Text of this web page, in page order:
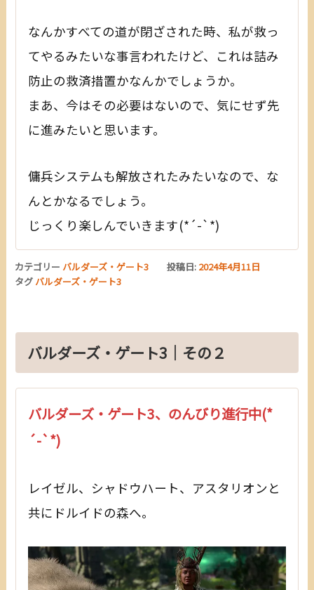
なんかすべての道が閉ざされた時、私が救っ
てやるみたいな事言われたけど、これは詰み
防止の救済措置かなんかでしょうか。
まあ、今はその必要はないので、気にせず先
に進みたいと思います。
傭兵システムも解放されたみたいなので、な
んとかなるでしょう。
じっくり楽しんでいきます(*´-`*)
投稿日: 2024年4月11日
カテゴリー バルダーズ・ゲート3
タグ バルダーズ・ゲート3
バルダーズ・ゲート3｜その２
バルダーズ・ゲート3、のんびり進行中(*
´-`*)
レイゼル、シャドウハート、アスタリオンと
共にドルイドの森へ。